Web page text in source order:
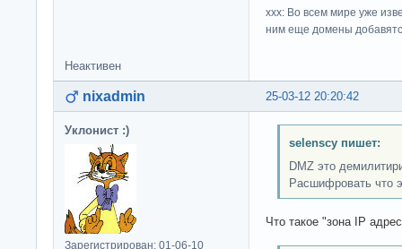
xxx: Во всем мире уже
ним еще домены
Неактивен
25-03-12 20:20:42
nixadmin
Уклонист :)
Зарегистрирован: 01-06-10
selenscy пишет:
DMZ это
Расшифровать что
Что такое "зона IP